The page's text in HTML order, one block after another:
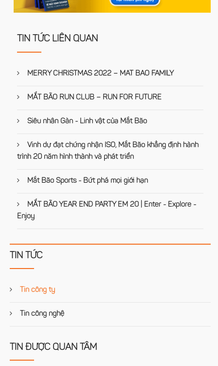
TIN TỨC LIÊN QUAN
MERRY CHRISTMAS 2022 – MAT BAO FAMILY
MẮT BÃO RUN CLUB – RUN FOR FUTURE
Siêu nhân Gàn - Linh vật của Mắt Bão
Vinh dự đạt chứng nhận ISO, Mắt Bão khẳng định hành
trình 20 năm hình thành và phát triển
Mắt Bão Sports - Bứt phá mọi giới hạn
MẮT BÃO YEAR END PARTY EM 20 | Enter - Explore -
Enjoy
TIN TỨC
Tin công ty
Tin công nghệ
TIN ĐƯỢC QUAN TÂM